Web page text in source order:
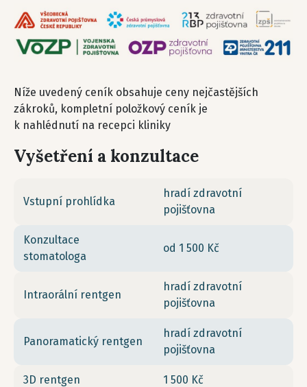
Níže uvedený ceník obsahuje ceny nejčastějších
zákroků, kompletní položkový ceník je
k nahlédnutí na recepci kliniky
Vyšetření a konzultace
Vstupní prohlídka
hradí zdravotní
pojišťovna
Konzultace
stomatologa
od 1 500 Kč
Intraorální rentgen
hradí zdravotní
pojišťovna
Panoramatický rentgen
hradí zdravotní
pojišťovna
3D rentgen 1 500 Kč